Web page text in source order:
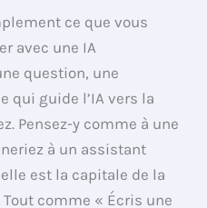
ce que vous
avec une IA
question, une
qui guide l’IA vers la
Pensez-y comme à une
à un assistant
est la capitale de la
comme « Écris une